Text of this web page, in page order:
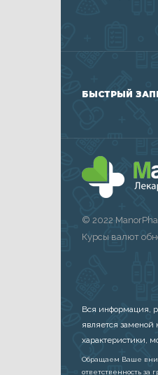
БЫСТРЫЙ
© 2022
Курсы валют
Вся информация,
является заменой
характеристики,
Обращаем Ваше
ответственность